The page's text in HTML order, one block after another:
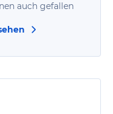
auch gefallen